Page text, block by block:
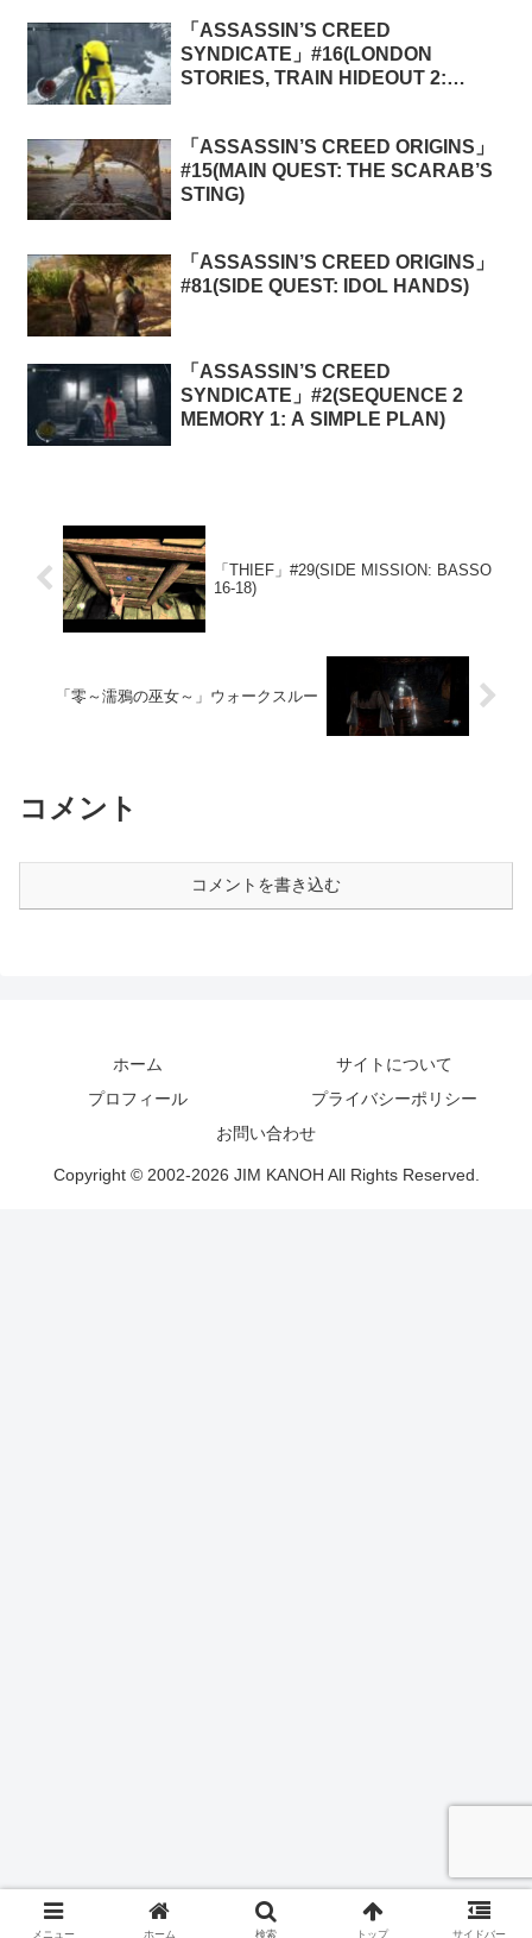
「ASSASSIN’S CREED
SYNDICATE」#16(LONDON
STORIES, TRAIN HIDEOUT 2:
「ASSASSIN’S CREED ORIGINS」
#15(MAIN QUEST: THE SCARAB’S
STING)
「ASSASSIN’S CREED ORIGINS」
#81(SIDE QUEST: IDOL HANDS)
「ASSASSIN’S CREED
SYNDICATE」#2(SEQUENCE 2
MEMORY 1: A SIMPLE PLAN)
「THIEF」#29(SIDE MISSION: BASSO
16-18)
「零～濡鴉の巫女～」ウォークスルー
コメント
コメントを書き込む
ホーム
サイトについて
プロフィール
プライバシーポリシー
お問い合わせ
Copyright © 2002-2026 JIM KANOH All Rights Reserved.
メニュー ホーム 検索 トップ サイドバー